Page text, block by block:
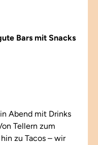
Bars mit Snacks
Abend mit Drinks
Tellern zum
zu Tacos – wir